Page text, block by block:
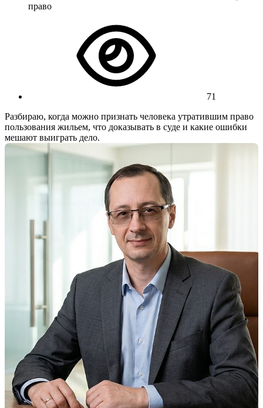
право
71
Разбираю, когда можно признать человека утратившим право
пользования жильем, что доказывать в суде и какие ошибки
мешают выиграть дело.